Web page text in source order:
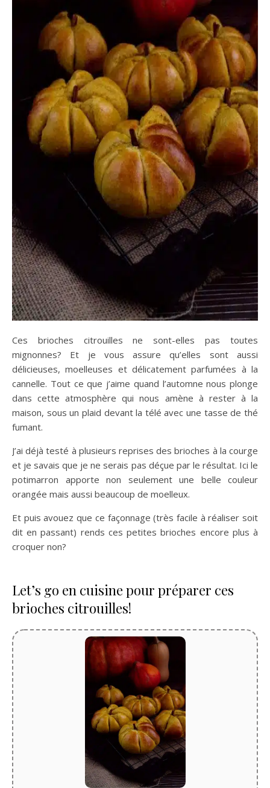
Ces brioches citrouilles ne sont-elles pas toutes
mignonnes? Et je vous assure qu’elles sont aussi
délicieuses, moelleuses et délicatement parfumées à la
cannelle. Tout ce que j’aime quand l’automne nous plonge
dans cette atmosphère qui nous amène à rester à la
maison, sous un plaid devant la télé avec une tasse de thé
fumant.
J’ai déjà testé à plusieurs reprises des brioches à la courge
et je savais que je ne serais pas déçue par le résultat. Ici le
potimarron apporte non seulement une belle couleur
orangée mais aussi beaucoup de moelleux.
Et puis avouez que ce façonnage (très facile à réaliser soit
dit en passant) rends ces petites brioches encore plus à
croquer non?
Let’s go en cuisine pour préparer ces
brioches citrouilles!